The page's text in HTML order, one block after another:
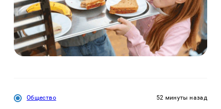
Общество 52 минуты назад